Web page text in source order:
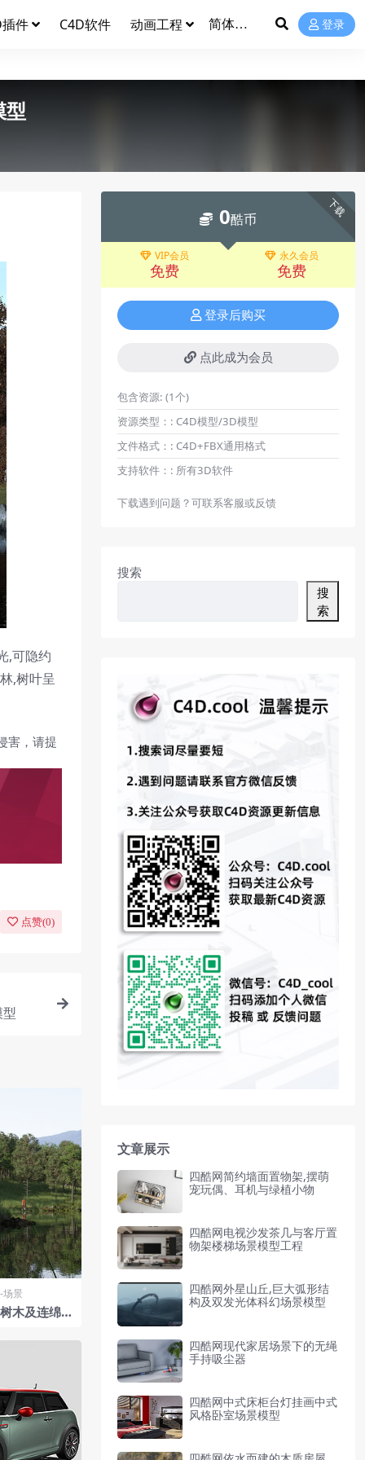
件 C4D软件 动画工程 登录
型
,可隐约
,树叶呈
害，请提
点赞(0)
场景
木及连绵山
下载
0酷币
VIP会员
免费
永久会员
免费
登录后购买
点此成为会员
包含资源: (1个)
资源类型：: C4D模型/3D模型
文件格式：: C4D+FBX通用格式
支持软件：: 所有3D软件
下载遇到问题？可联系客服或反馈
搜索
搜
索
文章展示
四酷网简约墙面置物架,摆萌
宠玩偶、耳机与绿植小物
四酷网电视沙发茶几与客厅置
物架楼梯场景模型工程
四酷网外星山丘,巨大弧形结
构及双发光体科幻场景模型
四酷网现代家居场景下的无绳
手持吸尘器
四酷网中式床柜台灯挂画中式
风格卧室场景模型